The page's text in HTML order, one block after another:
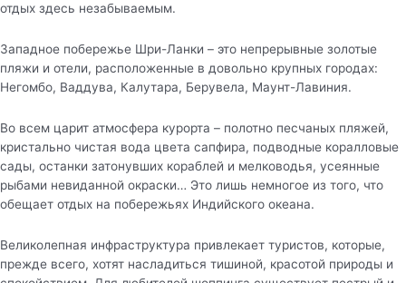
отдых здесь незабываемым.
Западное побережье Шри-Ланки – это непрерывные золотые
пляжи и отели, расположенные в довольно крупных городах:
Негомбо, Ваддува, Калутара, Берувела, Маунт-Лавиния.
Во всем царит атмосфера курорта – полотно песчаных пляжей,
кристально чистая вода цвета сапфира, подводные коралловые
сады, останки затонувших кораблей и мелководья, усеянные
рыбами невиданной окраски… Это лишь немногое из того, что
обещает отдых на побережьях Индийского океана.
Великолепная инфраструктура привлекает туристов, которые,
прежде всего, хотят насладиться тишиной, красотой природы и